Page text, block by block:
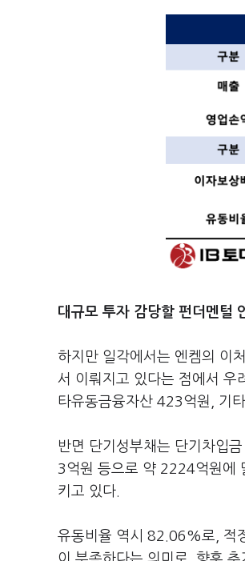
대규모 투자 감당할 펀더멘털
하지만 일각에서는 엔켐의 이
서 이뤄지고 있다는 점에서 우
타유동금융자산 423억원, 기
반면 단기성부채는 단기차입
3억원 등으로 약 2224억원에
키고 있다.
유동비율 역시 82.06%로, 적